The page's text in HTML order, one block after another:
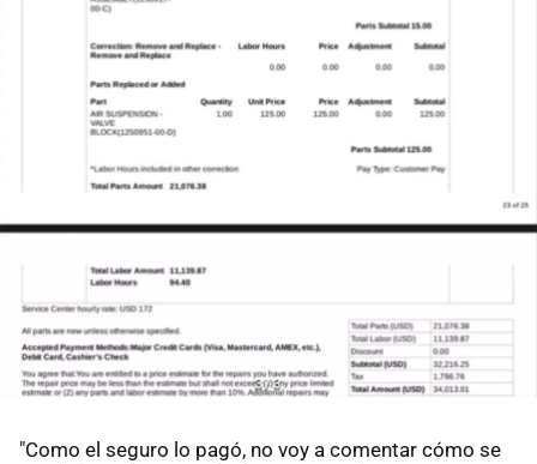
"Como el seguro lo pagó, no voy a comentar cómo se